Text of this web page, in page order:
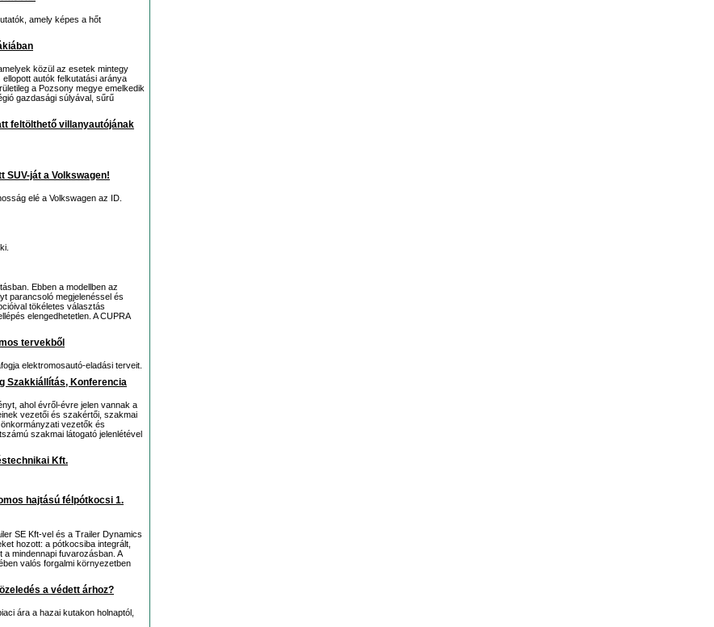
amely képes a hőt
közül az esetek mintegy
autók felkutatási aránya
a Pozsony megye emelkedik
gazdasági súlyával, sűrű
feltölthető villanyautójának
SUV-ját a Volkswagen!
elé a Volkswagen az ID.
Ebben a modellben az
parancsoló megjelenéssel és
tökéletes választás
elengedhetetlen. A CUPRA
tervekből
elektromosautó-eladási terveit.
Szakkiállítás, Konferencia
ahol évről-évre jelen vannak a
vezetői és szakértői, szakmai
vezetők és
szakmai látogató jelenlétével
Kft.
hajtású félpótkocsi 1.
SE Kft-vel és a Trailer Dynamics
hozott: a pótkocsiba integrált,
mindennapi fuvarozásban. A
valós forgalmi környezetben
a védett árhoz?
ára a hazai kutakon holnaptól,